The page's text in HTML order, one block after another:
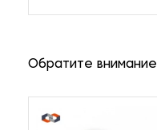
Обратите внимание